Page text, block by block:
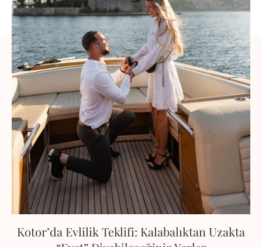
Kotor’da Evlilik Teklifi: Kalabalıktan Uzakta